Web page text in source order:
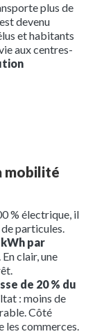
plus de
devenu
et habitants
aux centres-
mobilité
% électrique, il
particules.
par
clair, une
de 20 % du
: moins de
Côté
les commerces.